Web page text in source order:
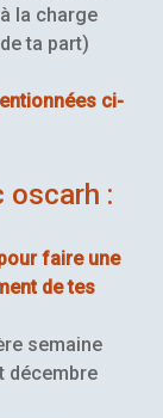
la charge
ta part)
ci-
oscarh :
faire une
de tes
semaine
décembre